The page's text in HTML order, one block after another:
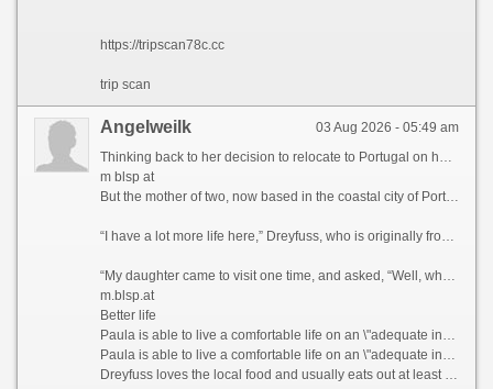
https://tripscan78c.cc
trip scan
03 Aug 2026 - 05:49 am
Angelweilk
Thinking back to her decision to relocate to Portugal on her own five years ago, Paula Dreyfuss jokes that many people questioned her state of mind, as she’d never even visited the European country before.
m blsp at
But the mother of two, now based in the coastal city of Porto, famous for its Port wine and spectacular bridges, has no regrets today, as her life is much richer in many ways.
“I have a lot more life here,” Dreyfuss, who is originally from Texas, tells CNN Travel, before blissfully describing her frequent trips to local museums, movie theaters, and pop-up wineries in the Douro Valley, a UNESCO World Heritage region in northern Portugal.
“My daughter came to visit one time, and asked, “Well, what do you guys do all day?” she recalls. “And my friend holds up a glass of Champagne and goes, “You’re looking at it.”
m.blsp.at
Better life
Paula is able to live a comfortable life on an \"adequate income\" in Portugal, which she feels wouldn\'t have been possible if she\'d stayed in California.
Paula is able to live a comfortable life on an \"adequate income\" in Portugal, which she feels wouldn\'t have been possible if she\'d stayed in California. Courtesy Paula Dreyfuss
Dreyfuss loves the local food and usually eats out at least three times a week, something she simply couldn’t have afforded to do when she was based in San Diego, California, where she lived and worked as a teacher previously.